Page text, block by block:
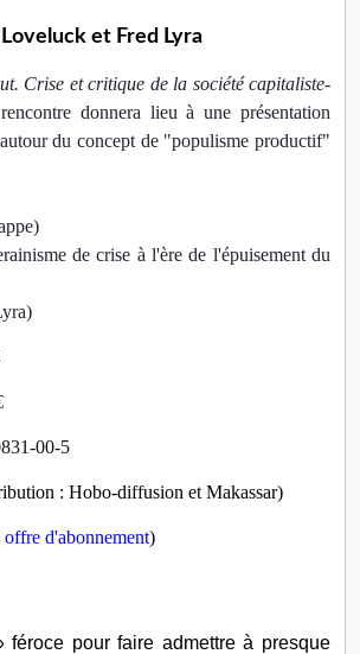
et Fred Lyra
Crise et critique de la société capitaliste-
donnera lieu à une présentation
du concept de "populisme productif"
de crise à l'ère de l'épuisement du
00-5
: Hobo-diffusion et Makassar)
offre d'abonnement)
pour faire admettre à presque